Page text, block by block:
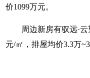
价1099万元。
周边新房有驭远·
元/㎡，排屋均价3.3万